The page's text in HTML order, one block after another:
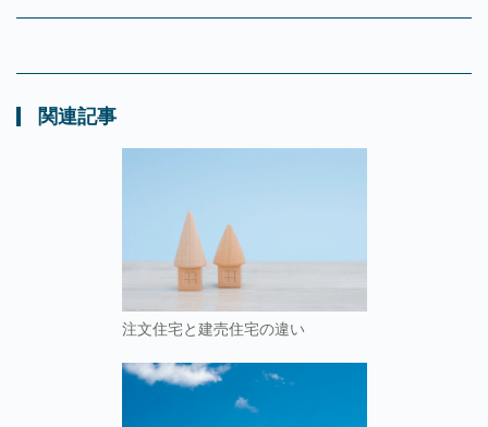
関連記事
注文住宅と建売住宅の違い